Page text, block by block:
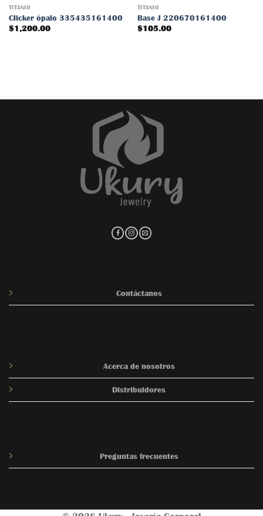
TITANIO
Clicker ópalo 335435161400
$1,200.00
TITANIO
Base J 220670161400
$105.00
Acerca de nosotros
Distribuidores
Preguntas frecuentes
Contáctanos